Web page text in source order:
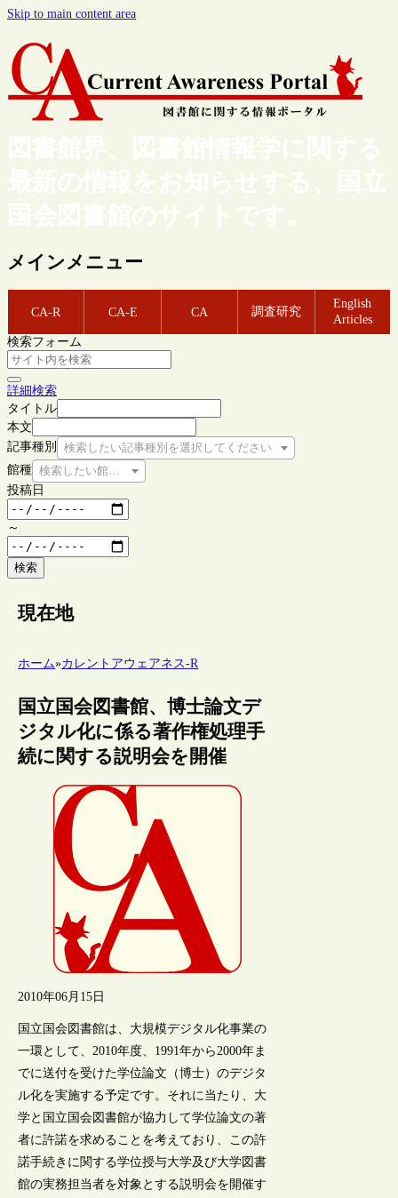
Skip to main content area
図書館界、図書館情報学に関する
最新の情報をお知らせする、国立
国会図書館のサイトです。
メインメニュー
CA-R CA-E CA 調査研究
English
Articles
検索フォーム
詳細検索
タイトル
本文
記事種別
検索したい記事種別を選択してください
館種 検索したい館種を選択してください
投稿日
～
検索
現在地
ホーム»カレントアウェアネス-R
国立国会図書館、博士論文デ
ジタル化に係る著作権処理手
続に関する説明会を開催
2010年06月15日
国立国会図書館は、大規模デジタル化事業の
一環として、2010年度、1991年から2000年ま
でに送付を受けた学位論文（博士）のデジタ
ル化を実施する予定です。それに当たり、大
学と国立国会図書館が協力して学位論文の著
者に許諾を求めることを考えており、この許
諾手続きに関する学位授与大学及び大学図書
館の実務担当者を対象とする説明会を開催す